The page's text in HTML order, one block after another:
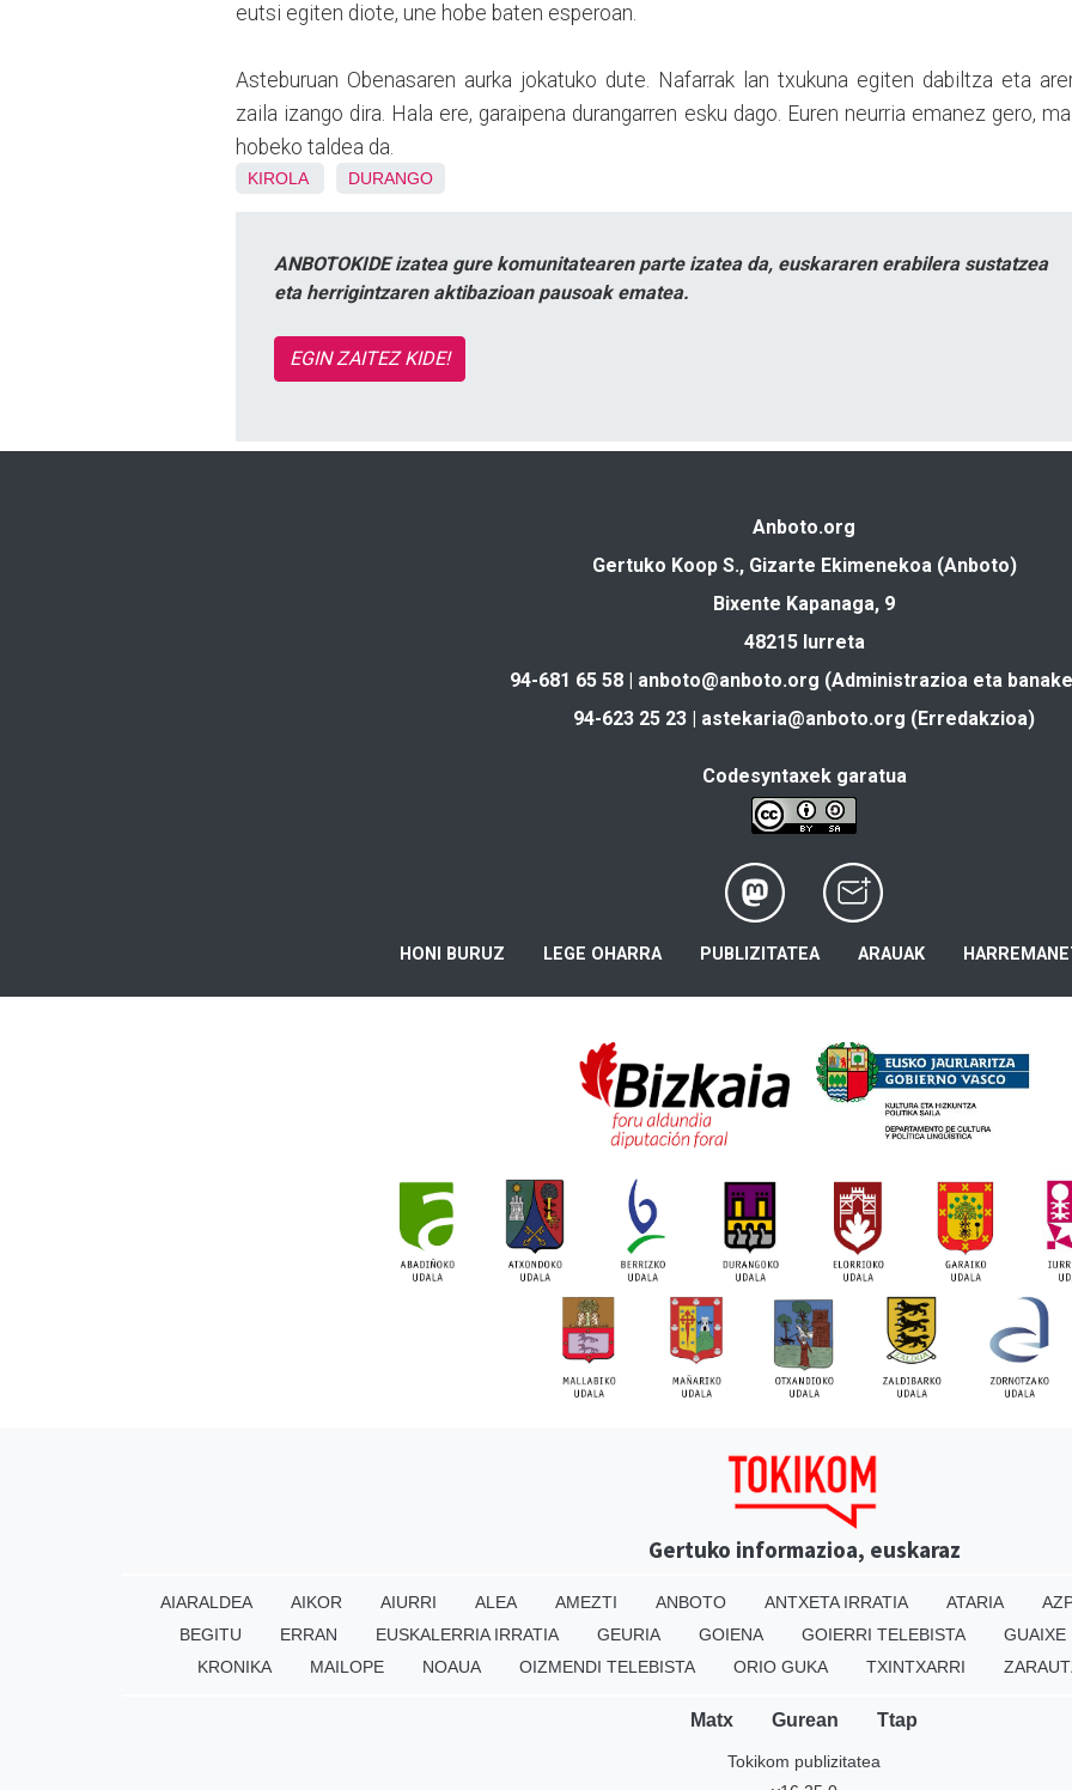
eutsi egiten diote, une hobe baten esperoan.
Asteburuan Obenasaren aurka jokatuko dute. Nafarrak lan txukuna egiten dabiltza eta
zaila izango dira. Hala ere, garaipena durangarren esku dago. Euren neurria emanez gero,
hobeko taldea da.
KIROLA DURANGO
ANBOTOKIDE izatea gure komunitatearen parte izatea da, euskararen erabilera sustatzea
eta herrigintzaren aktibazioan pausoak ematea.
EGIN ZAITEZ KIDE!
Anboto.org
Gertuko Koop S., Gizarte Ekimenekoa (Anboto)
Bixente Kapanaga, 9
48215 Iurreta
94-681 65 58 | anboto@anboto.org (Administrazioa eta
94-623 25 23 | astekaria@anboto.org (Erredakzioa)
Codesyntaxek garatua
HONI BURUZ LEGE OHARRA PUBLIZITATEA ARAUAK
Gertuko informazioa, euskaraz
AIARALDEA AIKOR AIURRI ALEA AMEZTI ANBOTO ANTXETA IRRATIA ATARIA
BEGITU
ERRAN EUSKALERRIA IRRATIA GEURIA GOIENA GOIERRI TELEBISTA
GUAIXE
KRONIKA
MAILOPE NOAUA OIZMENDI TELEBISTA ORIO GUKA TXINTXARRI
Matx Gurean Ttap
Tokikom publizitatea